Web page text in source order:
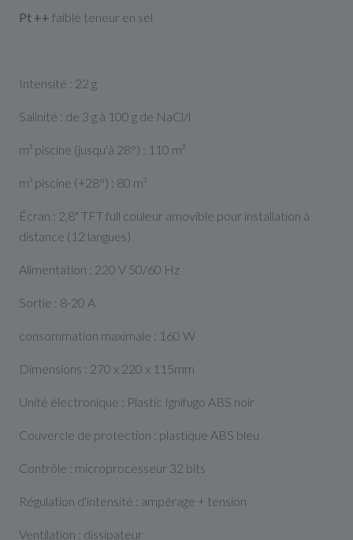
Pt ++ faible teneur en sel
Intensité : 22 g
Salinité : de 3 g à 100 g de NaCl/l
m³ piscine (jusqu'à 28°) : 110 m³
m³ piscine (+28°) : 80 m³
Écran : 2,8" TFT full couleur amovible pour installation à
distance (12 langues)
Alimentation : 220 V 50/60 Hz
Sortie : 8-20 A
consommation maximale : 160 W
Dimensions : 270 x 220 x 115mm
Unité électronique : Plastic Ignifugo ABS noir
Couvercle de protection : plastique ABS bleu
Contrôle : microprocesseur 32 bits
Régulation d'intensité : ampérage + tension
Ventilation : dissipateur